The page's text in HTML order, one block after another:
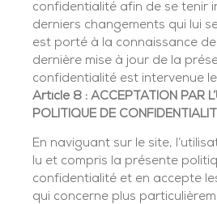
confidentialité afin de se tenir
derniers changements qui lui
est porté à la connaissance de
dernière mise à jour de la
confidentialité est intervenue
Article 8 : ACCEPTATION PAR
POLITIQUE DE
En naviguant sur le site,
lu et compris la présente
confidentialité et en accepte
qui concerne plus